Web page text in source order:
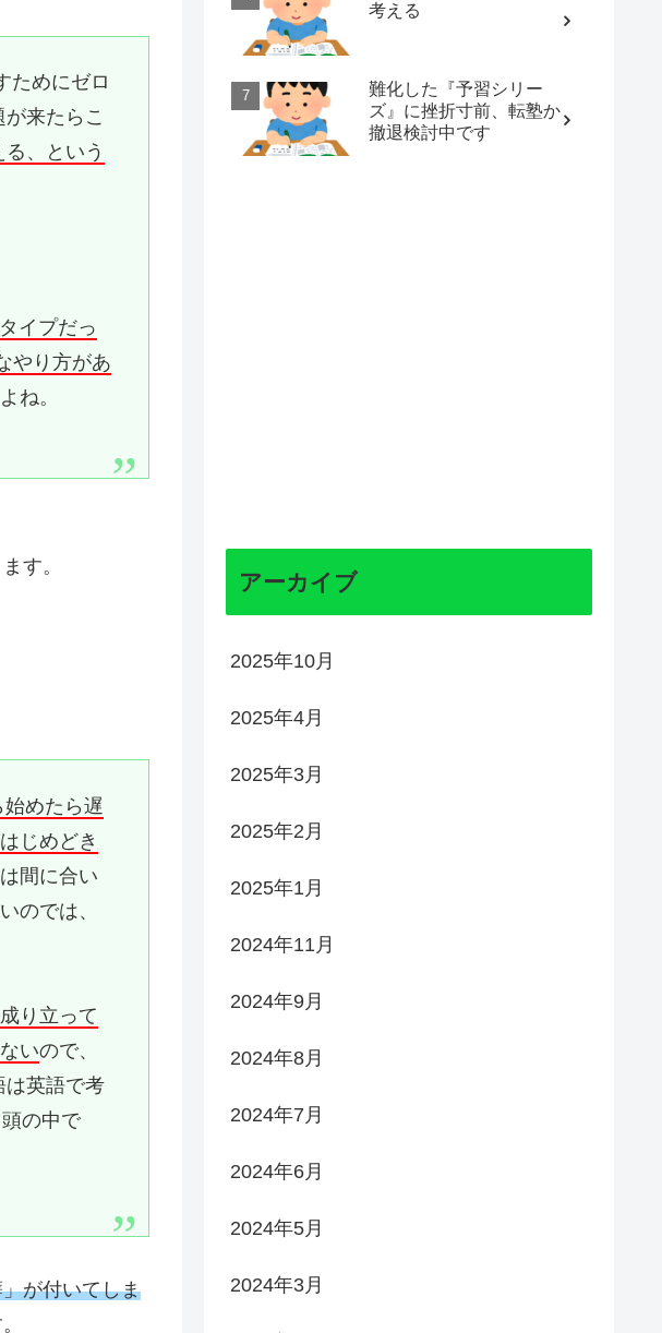
ためにゼロ
来たらこ
、という
イプだっ
やり方があ
ね。
す。
めたら遅
じめどき
間に合い
のでは、
り立って
いので、
は英語で考
の中で
が付いてしま
考える
難化した『予習シリー
ズ』に挫折寸前、転塾か
撤退検討中です
アーカイブ
2025年10月
2025年4月
2025年3月
2025年2月
2025年1月
2024年11月
2024年9月
2024年8月
2024年7月
2024年6月
2024年5月
2024年3月